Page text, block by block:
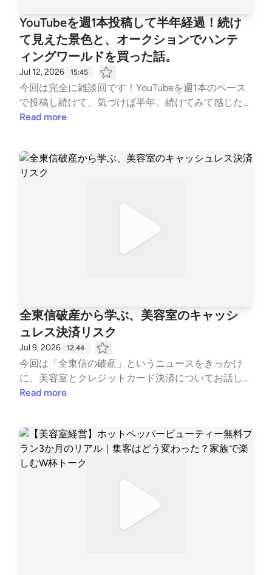
oughts too. Thanks for listening!#スパイダーマン #ブ
ランドニューデイ #SpiderMan #BrandNewDay #MC
U #マーベル #映画感想 #ネタバレなし #ポッドキャ
スト #映画レビュー #ミセスグリーンアップル #MrsG
REENAPPLE#SpiderMan #BrandNewDay #Marvel #M
CU #TomHolland #MovieReview #SpoilerFree #Podc
ast #MarvelFans #SpiderManMovie
YouTubeを週1本投稿して半年経過！続け
て見えた景色と、オークションでハンテ
ィングワールドを買った話。
Jul 12, 2026 15:45
今回は完全に雑談回です！YouTubeを週1本のペース
で投稿し続けて、気づけば半年。続けてみて感じたこ
とをゆるくお話ししています。そして後半は、オーク
か、届いて感じたことなども語っています。「継続っ
て本当に意味あるの？」「中古やオークションでブラ
ッドキャスト #雑談 #YouTube運営 #YouTube制作 #
継続は力なり #週1投稿 #ハンティングワールド #シ
Read more
全東信破産から学ぶ、美容室のキャッシ
ュレス決済リスク
Jul 9, 2026 12:44
今回は「全東信の破産」というニュースをきっかけ
に、美容室とクレジットカード決済についてお話しし
ます。普段何気なく利用しているキャッシュレス決済
ュースから見えてきたのは、「決済手数料の安さ」だ
けではなく、「売上金が確実に入金される安心感」や
「決済会社の信頼性」の大切さです。個人サロン・ひ
す。ぜひ最後までお聴きください！#理美容師 #美容
室経営 #ひとりサロン #美容室 #理容室 #キャッシュ
Read more